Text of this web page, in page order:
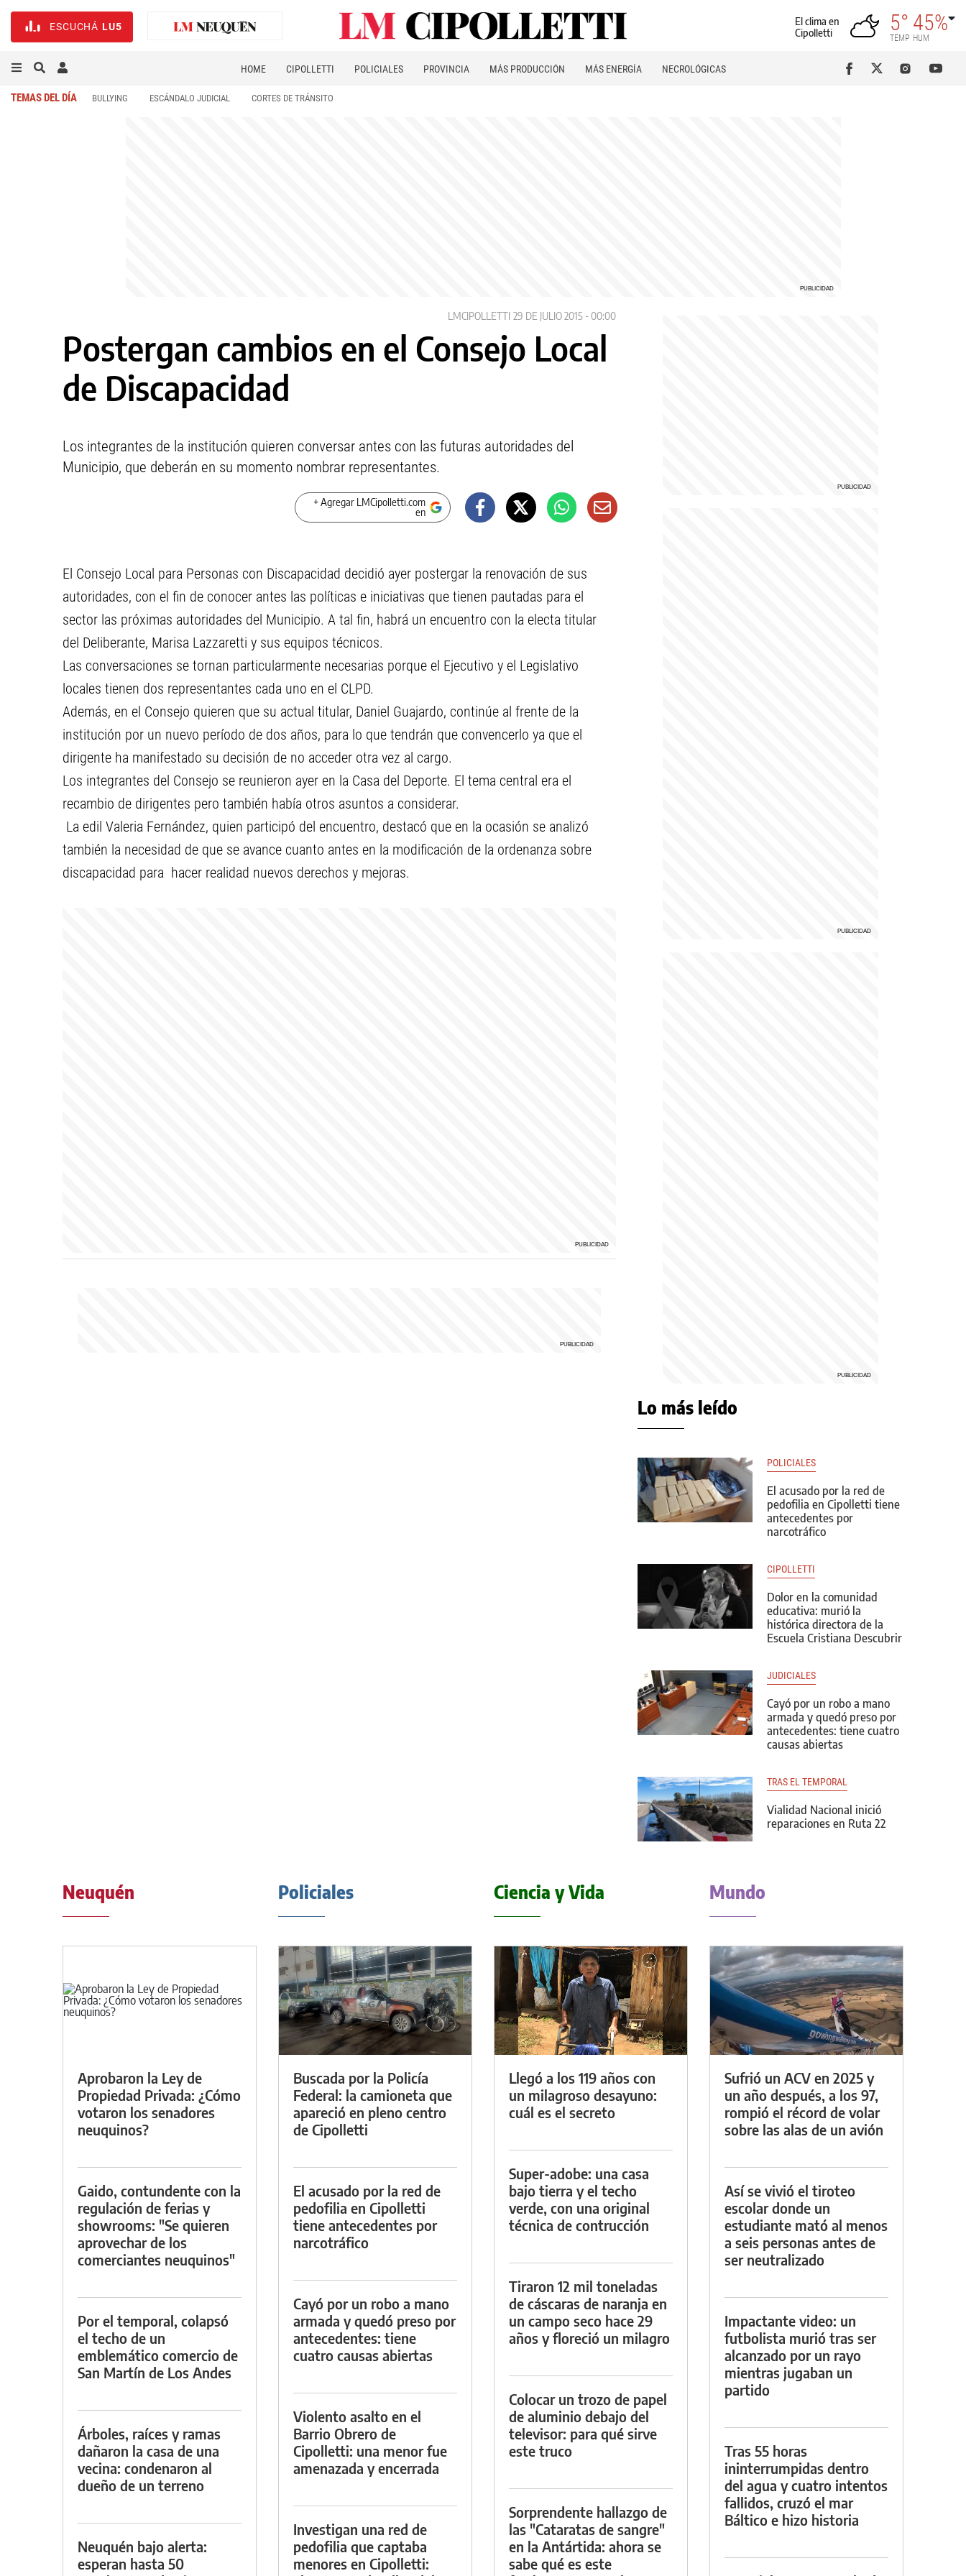
ESCUCHÁ LU5
El clima en
Cipolletti
5°
TEMP
45%
HUM
HOME CIPOLLETTI POLICIALES PROVINCIA MÁS PRODUCCIÓN MÁS ENERGÍA NECROLÓGICAS
TEMAS DEL DÍA BULLYING ESCÁNDALO JUDICIAL CORTES DE TRÁNSITO
LMCIPOLLETTI 29 DE JULIO 2015 - 00:00
Postergan cambios en el Consejo Local
de Discapacidad
Los integrantes de la institución quieren conversar antes con las futuras autoridades del
Municipio, que deberán en su momento nombrar representantes.
+ Agregar LMCipolletti.com
en
El Consejo Local para Personas con Discapacidad decidió ayer postergar la renovación de sus
autoridades, con el fin de conocer antes las políticas e iniciativas que tienen pautadas para el
sector las próximas autoridades del Municipio. A tal fin, habrá un encuentro con la electa titular
del Deliberante, Marisa Lazzaretti y sus equipos técnicos.
Las conversaciones se tornan particularmente necesarias porque el Ejecutivo y el Legislativo
locales tienen dos representantes cada uno en el CLPD.
Además, en el Consejo quieren que su actual titular, Daniel Guajardo, continúe al frente de la
institución por un nuevo período de dos años, para lo que tendrán que convencerlo ya que el
dirigente ha manifestado su decisión de no acceder otra vez al cargo.
Los integrantes del Consejo se reunieron ayer en la Casa del Deporte. El tema central era el
recambio de dirigentes pero también había otros asuntos a considerar.
La edil Valeria Fernández, quien participó del encuentro, destacó que en la ocasión se analizó
también la necesidad de que se avance cuanto antes en la modificación de la ordenanza sobre
discapacidad para hacer realidad nuevos derechos y mejoras.
Lo más leído
POLICIALES
El acusado por la red de
pedofilia en Cipolletti tiene
antecedentes por
narcotráfico
CIPOLLETTI
Dolor en la comunidad
educativa: murió la
histórica directora de la
Escuela Cristiana Descubrir
JUDICIALES
Cayó por un robo a mano
armada y quedó preso por
antecedentes: tiene cuatro
causas abiertas
TRAS EL TEMPORAL
Vialidad Nacional inició
reparaciones en Ruta 22
Neuquén
Aprobaron la Ley de
Propiedad Privada: ¿Cómo
votaron los senadores
neuquinos?
Gaido, contundente con la
regulación de ferias y
showrooms: "Se quieren
aprovechar de los
comerciantes neuquinos"
Por el temporal, colapsó
el techo de un
emblemático comercio de
San Martín de Los Andes
Árboles, raíces y ramas
dañaron la casa de una
vecina: condenaron al
dueño de un terreno
Neuquén bajo alerta:
esperan hasta 50
Policiales
Buscada por la Policía
Federal: la camioneta que
apareció en pleno centro
de Cipolletti
El acusado por la red de
pedofilia en Cipolletti
tiene antecedentes por
narcotráfico
Cayó por un robo a mano
armada y quedó preso por
antecedentes: tiene
cuatro causas abiertas
Violento asalto en el
Barrio Obrero de
Cipolletti: una menor fue
amenazada y encerrada
Investigan una red de
pedofilia que captaba
menores en Cipolletti:
Ciencia y Vida
Llegó a los 119 años con
un milagroso desayuno:
cuál es el secreto
Super-adobe: una casa
bajo tierra y el techo
verde, con una original
técnica de contrucción
Tiraron 12 mil toneladas
de cáscaras de naranja en
un campo seco hace 29
años y floreció un milagro
Colocar un trozo de papel
de aluminio debajo del
televisor: para qué sirve
este truco
Sorprendente hallazgo de
las "Cataratas de sangre"
en la Antártida: ahora se
sabe qué es este
Mundo
Sufrió un ACV en 2025 y
un año después, a los 97,
rompió el récord de volar
sobre las alas de un avión
Así se vivió el tiroteo
escolar donde un
estudiante mató al menos
a seis personas antes de
ser neutralizado
Impactante video: un
futbolista murió tras ser
alcanzado por un rayo
mientras jugaban un
partido
Tras 55 horas
ininterrumpidas dentro
del agua y cuatro intentos
fallidos, cruzó el mar
Báltico e hizo historia